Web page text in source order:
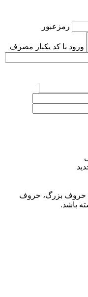
رمزعبور
ورود با کد یکبار مصرف
حروف بزرگ، حروف